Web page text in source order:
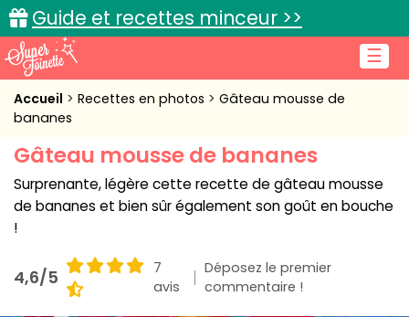
☰
Guide et recettes minceur >>
Accueil
Cuisine pratique
L'actu cuisine
Accueil Recettes en photos
Gâteau mousse de
bananes
Gâteau mousse de bananes
Surprenante, légère cette recette de gâteau mousse
de bananes et bien sûr également son goût en bouche
!
4,6/5
7
avis
Déposez le premier
commentaire !